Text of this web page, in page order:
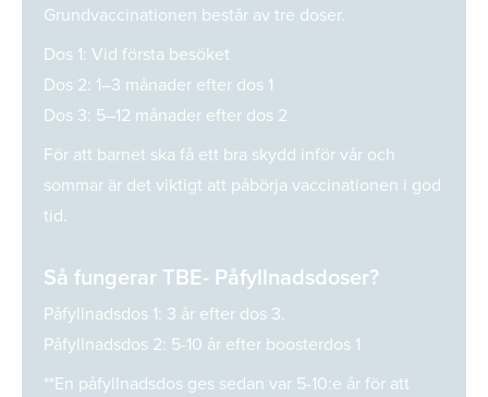
Grundvaccinationen består av tre doser.
Dos 1: Vid första besöket
Dos 2: 1–3 månader efter dos 1
Dos 3: 5–12 månader efter dos 2
För att barnet ska få ett bra skydd inför vår och
sommar är det viktigt att påbörja vaccinationen i god
tid.
Så fungerar TBE- Påfyllnadsdoser?
Påfyllnadsdos 1: 3 år efter dos 3.
Påfyllnadsdos 2: 5-10 år efter boosterdos 1
**En påfyllnadsdos ges sedan var 5-10:e år för att